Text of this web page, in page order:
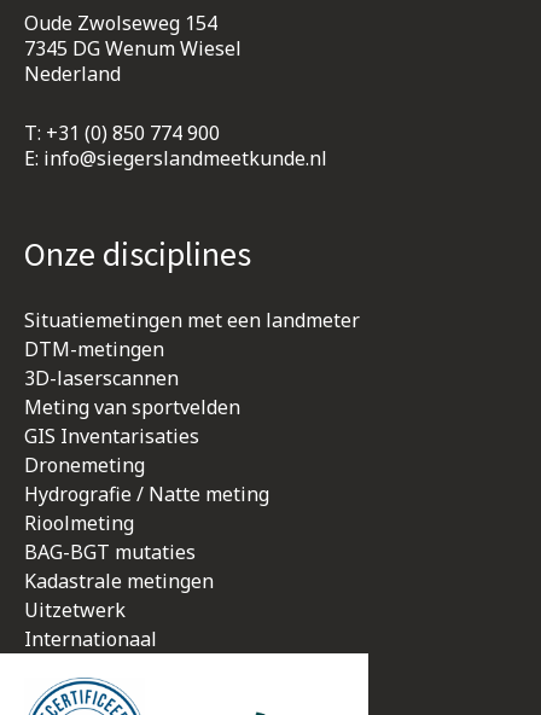
Oude Zwolseweg 154
7345 DG Wenum Wiesel
Nederland
T: +31 (0) 850 774 900
E: info@siegerslandmeetkunde.nl
Onze disciplines
Situatiemetingen met een landmeter
DTM-metingen
3D-laserscannen
Meting van sportvelden
GIS Inventarisaties
Dronemeting
Hydrografie / Natte meting
Rioolmeting
BAG-BGT mutaties
Kadastrale metingen
Uitzetwerk
Internationaal